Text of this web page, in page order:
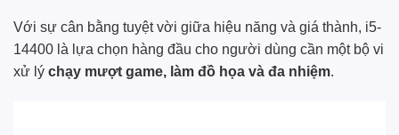
Với sự cân bằng tuyệt vời giữa hiệu năng và giá thành, i5-
14400 là lựa chọn hàng đầu cho người dùng cần một bộ vi
xử lý chạy mượt game, làm đồ họa và đa nhiệm.